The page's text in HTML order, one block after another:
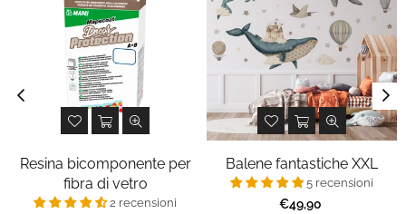
Resina bicomponente per
fibra di vetro
2 recensioni
Balene fantastiche XXL
5 recensioni
Prezzo
€49,90